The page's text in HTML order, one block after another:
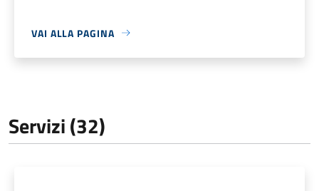
VAI ALLA PAGINA
Servizi (32)